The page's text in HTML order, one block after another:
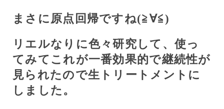
まさに原点回帰ですね(≧∀≦)
リエルなりに色々研究して、使っ
てみてこれが一番効果的で継続性が
見られたので生トリートメントに
しました。